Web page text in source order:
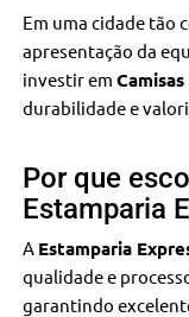
Em uma cidade tão
apresentação da
investir em
durabilidade e
Por que
Estamparia
A Estamparia
qualidade e
garantindo